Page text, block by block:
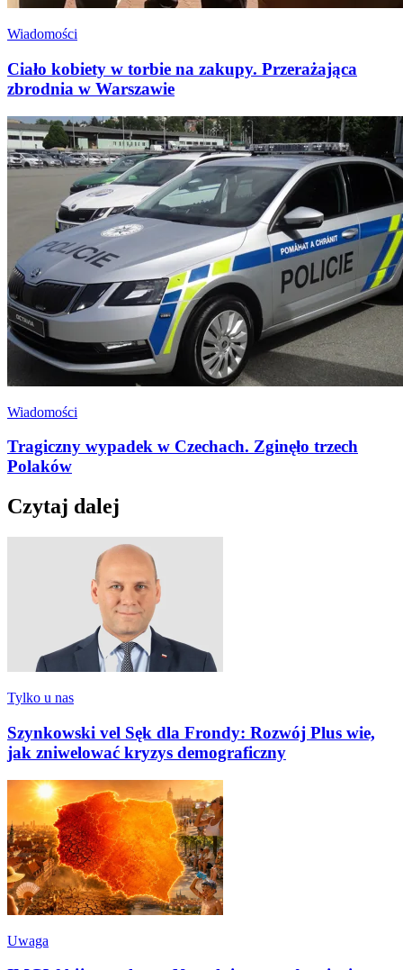
Wiadomości
Ciało kobiety w torbie na zakupy. Przerażająca
zbrodnia w Warszawie
Wiadomości
Tragiczny wypadek w Czechach. Zginęło trzech
Polaków
Czytaj dalej
Tylko u nas
Szynkowski vel Sęk dla Frondy: Rozwój Plus wie,
jak zniwelować kryzys demograficzny
Uwaga